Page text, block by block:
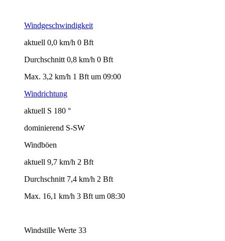
Windgeschwindigkeit
aktuell 0,0 km/h 0 Bft
Durchschnitt 0,8 km/h 0 Bft
Max. 3,2 km/h 1 Bft um 09:00
Windrichtung
aktuell S 180 °
dominierend S-SW
Windböen
aktuell 9,7 km/h 2 Bft
Durchschnitt 7,4 km/h 2 Bft
Max. 16,1 km/h 3 Bft um 08:30
Windstille Werte 33